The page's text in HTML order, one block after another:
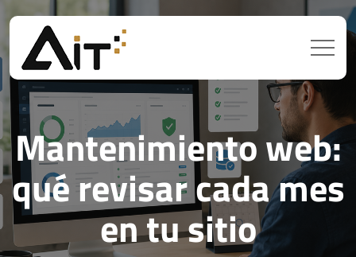
Mantenimiento web:
qué revisar cada mes
en tu sitio